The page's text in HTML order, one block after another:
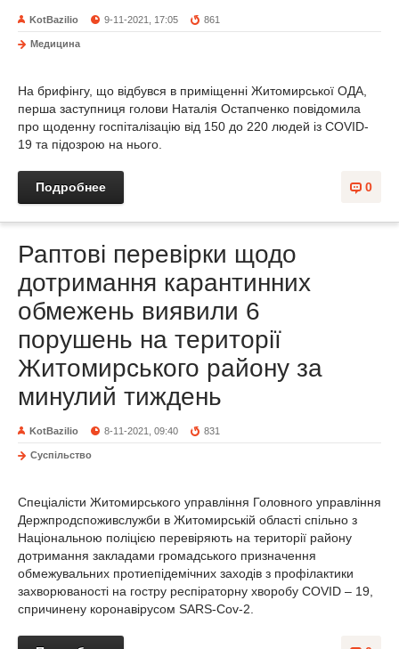
KotBazilio 9-11-2021, 17:05 861
Медицина
На брифінгу, що відбувся в приміщенні Житомирської ОДА,
перша заступниця голови Наталія Остапченко повідомила
про щоденну госпіталізацію від 150 до 220 людей із COVID-
19 та підозрою на нього.
0
Подробнее
Раптові перевірки щодо
дотримання карантинних
обмежень виявили 6
порушень на території
Житомирського району за
минулий тиждень
KotBazilio 8-11-2021, 09:40 831
Суспільство
Спеціалісти Житомирського управління Головного управління
Держпродспоживслужби в Житомирській області спільно з
Національною поліцією перевіряють на території району
дотримання закладами громадського призначення
обмежувальних протиепідемічних заходів з профілактики
захворюваності на гостру респіраторну хворобу COVID – 19,
спричинену коронавірусом SARS-Cov-2.